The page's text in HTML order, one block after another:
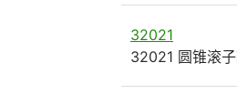
32021
32021 圆锥滚